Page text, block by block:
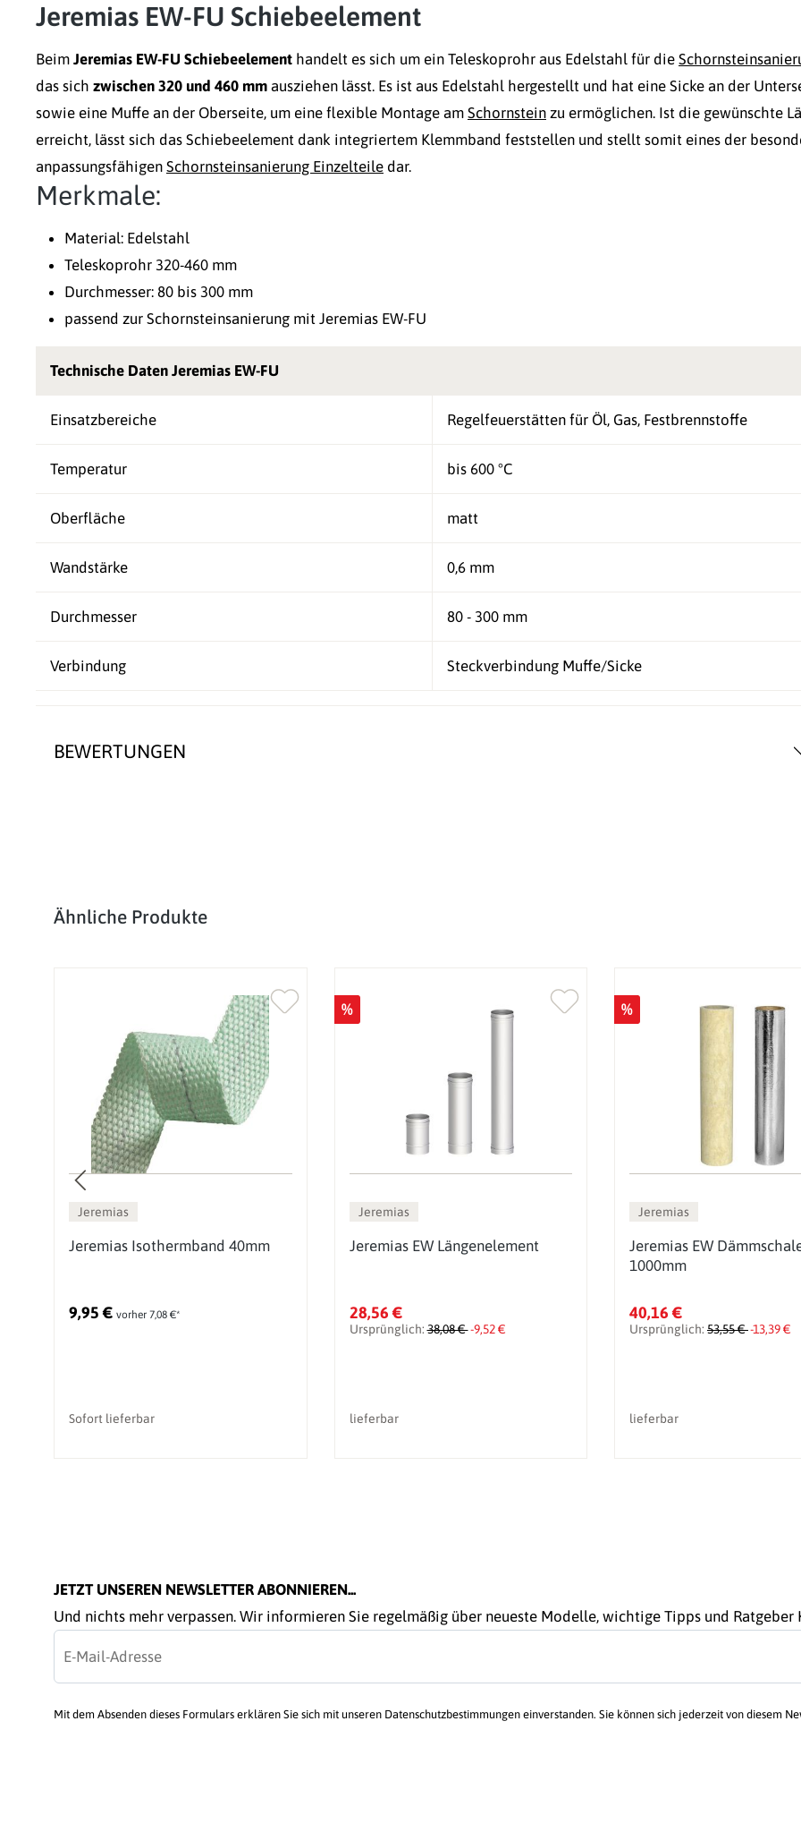
Jeremias EW-FU Schiebeelement
Beim Jeremias EW-FU Schiebeelement handelt es sich um ein Teleskoprohr aus Edelstahl für die
das sich zwischen 320 und 460 mm ausziehen lässt. Es ist aus Edelstahl hergestellt und hat eine Sicke an der
sowie eine Muffe an der Oberseite, um eine flexible Montage am Schornstein zu ermöglichen. Ist die gewünschte
erreicht, lässt sich das Schiebeelement dank integriertem Klemmband feststellen und stellt somit eines der
anpassungsfähigen Schornsteinsanierung Einzelteile dar.
Merkmale:
Material: Edelstahl
Teleskoprohr 320-460 mm
Durchmesser: 80 bis 300 mm
passend zur Schornsteinsanierung mit Jeremias EW-FU
Technische Daten Jeremias EW-FU
Einsatzbereiche Regelfeuerstätten für Öl, Gas, Festbrennstoffe
Temperatur bis 600 °C
Oberfläche matt
Wandstärke 0,6 mm
Durchmesser 80 - 300 mm
Verbindung Steckverbindung Muffe/Sicke
BEWERTUNGEN
Produktgalerie überspringen
Ähnliche Produkte
Jeremias
Jeremias Isothermband 40mm
9,95 € vorher 7,08 €*
Sofort lieferbar
%
Jeremias
Jeremias EW Längenelement
28,56 €
Ursprünglich:38,08 €-9,52 €
lieferbar
%
Jeremias
Jeremias EW
1000mm
40,16 €
Ursprünglich: 53,55 €-13,39 €
lieferbar
JETZT UNSEREN NEWSLETTER ABONNIEREN...
Und nichts mehr verpassen. Wir informieren Sie regelmäßig über neueste Modelle, wichtige Tipps und
Mit dem Absenden dieses Formulars erklären Sie sich mit unseren Datenschutzbestimmungen einverstanden. Sie können sich jederzeit von diesem